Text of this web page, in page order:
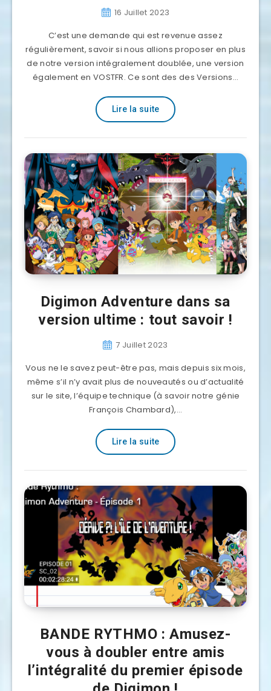
16 Juillet 2023
C’est une demande qui est revenue assez
régulièrement, savoir si nous allions proposer en plus
de notre version intégralement doublée, une version
également en VOSTFR. Ce sont des des Versions…
Lire la suite
Digimon Adventure dans sa
version ultime : tout savoir !
7 Juillet 2023
Vous ne le savez peut-être pas, mais depuis six mois,
même s’il n’y avait plus de nouveautés ou d’actualité
sur le site, l’équipe technique (à savoir notre génie
François Chambard),…
Lire la suite
BANDE RYTHMO : Amusez-
vous à doubler entre amis
l’intégralité du premier épisode